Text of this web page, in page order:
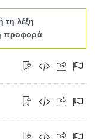
τη λέξη
προφορά